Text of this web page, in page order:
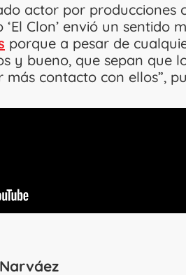
actor por producciones
‘El Clon’ envió un sentido
porque a pesar de
y bueno, que sepan que
contacto con ellos”,